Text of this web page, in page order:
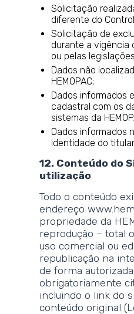
Solicitação
diferente do
Solicitação de
durante a vigência
ou pelas
Dados não
HEMOPAC;
Dados informados
cadastral com os
sistemas da
Dados informados
identidade do titular.
12. Conteúdo do
utilização
Todo o conteúdo
endereço
propriedade da
reprodução – total
uso comercial ou
republicação na
de forma
obrigatoriamente
incluindo o link do
conteúdo original